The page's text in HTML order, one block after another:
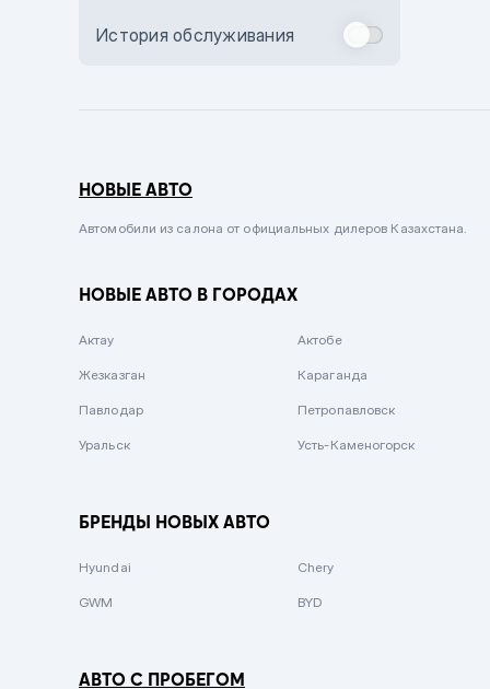
Комбинированный
Сиреневый металлик
Вишневый
Зеленый металлик
История обслуживания
НОВЫЕ АВТО
Автомобили из салона от официальных дилеров Казахстана.
НОВЫЕ АВТО В ГОРОДАХ
Актау Актобе
Жезказган Караганда
Павлодар Петропавловск
Уральск Усть-Каменогорск
БРЕНДЫ НОВЫХ АВТО
Hyundai Chery
GWM BYD
АВТО С ПРОБЕГОМ